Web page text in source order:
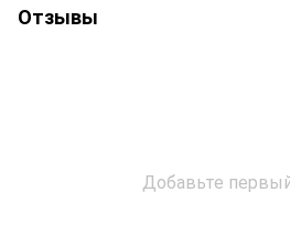
Отзывы
Добавьте